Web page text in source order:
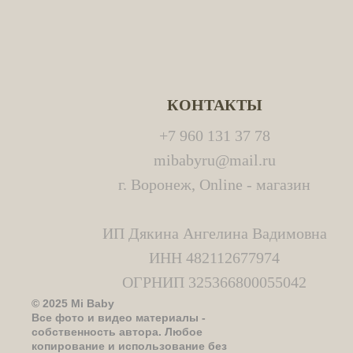
КОНТАКТЫ
+7 960 131 37 78
mibabyru@mail.ru
г. Воронеж, Online - магазин
ИП Дякина Ангелина Вадимовна
ИНН 482112677974
ОГРНИП 325366800055042
© 2025 Mi Baby
Все фото и видео материалы -
собственность автора. Любое
копирование и использование без